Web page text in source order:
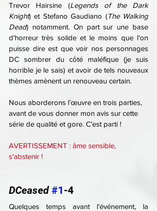
Trevor Hairsine (Legends of the Dark
Knight) et Stefano Gaudiano (The Walking
Dead) notamment. On part sur une base
d'horreur très solide et le moins que l'on
puisse dire est que voir nos personnages
DC sombrer du côté maléfique (je suis
horrible je le sais) et avoir de tels nouveaux
thèmes amènent un renouveau certain.
Nous aborderons l’œuvre en trois parties,
avant de vous donner mon avis sur cette
série de qualité et gore. C'est parti !
AVERTISSEMENT : âme sensible,
s'abstenir !
DCeased #1-4
Quelques temps avant l'événement, la